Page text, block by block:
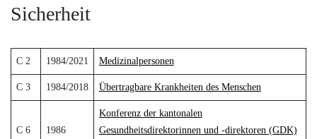
Sicherheit
C 2 1984/2021 Medizinalpersonen
C 3 1984/2018 Übertragbare Krankheiten des Menschen
C 6 1986
Konferenz der kantonalen
Gesundheitsdirektorinnen und -direktoren (GDK)